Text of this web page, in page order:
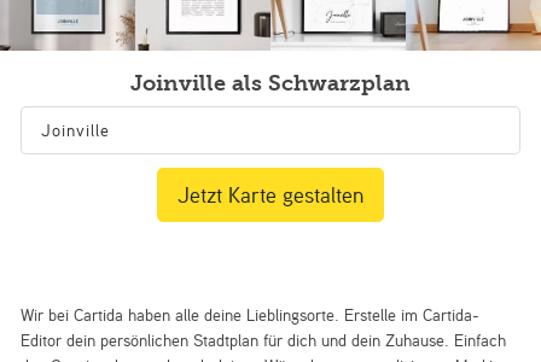
Joinville als Schwarzplan
Wir bei Cartida haben alle deine Lieblingsorte. Erstelle im Cartida-
Editor dein persönlichen Stadtplan für dich und dein Zuhause. Einfach
Jetzt Karte gestalten